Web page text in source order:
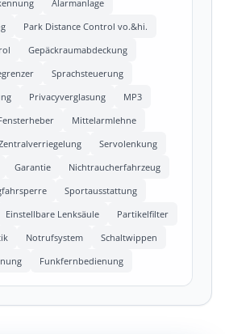
Alarmanlage
Park Distance Control vo.&hi.
Gepäckraumabdeckung
Sprachsteuerung
Privacyverglasung
MP3
Mittelarmlehne
Servolenkung
Garantie
Nichtraucherfahrzeug
Sportausstattung
Einstellbare Lenksäule
Partikelfilter
Notrufsystem
Schaltwippen
Funkfernbedienung